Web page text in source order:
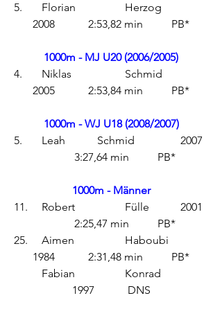
5.	Florian		Herzog
2008		2:53,82 min	PB*
1000m - MJ U20 (2006/2005)
4.	Niklas		Schmid
2005		2:53,84 min	PB*
1000m - WJ U18 (2008/2007)
5.	Leah		Schmid		2007
	3:27,64 min	PB*
1000m - Männer
11.	Robert		Fülle		2001
	2:25,47 min	PB*
25.	Aimen		Haboubi
1984		2:31,48 min	PB*
1997		DNS